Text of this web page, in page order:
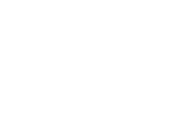
quarto(s), Popular